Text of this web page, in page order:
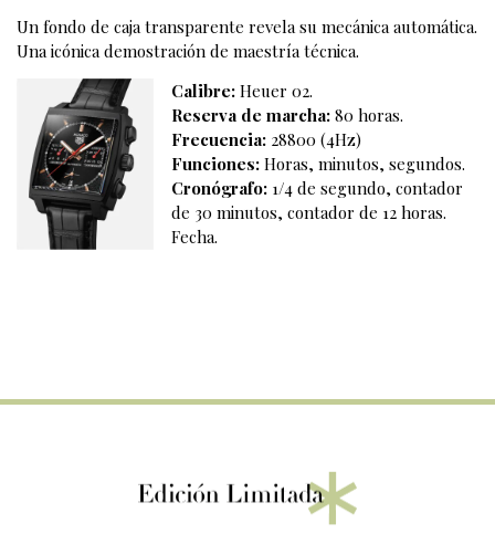
Un fondo de caja transparente revela su mecánica automática.
Una icónica demostración de maestría técnica.
Calibre: Heuer 02.
Reserva de marcha: 80 horas.
Frecuencia: 28800 (4Hz)
Funciones: Horas, minutos, segundos.
Cronógrafo: 1/4 de segundo, contador
de 30 minutos, contador de 12 horas.
Fecha.